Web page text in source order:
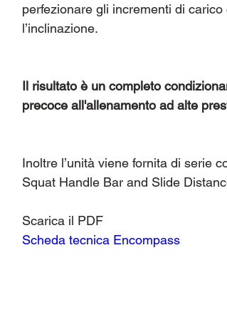
perfezionare gli incrementi di
l’inclinazione.
Il risultato è un completo
precoce all'allenamento ad alte
Inoltre l’unità viene fornita di serie
Squat Handle Bar and Slide
Scarica il PDF
Scheda tecnica Encompass